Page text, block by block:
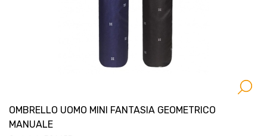
OMBRELLO UOMO MINI FANTASIA GEOMETRICO
MANUALE